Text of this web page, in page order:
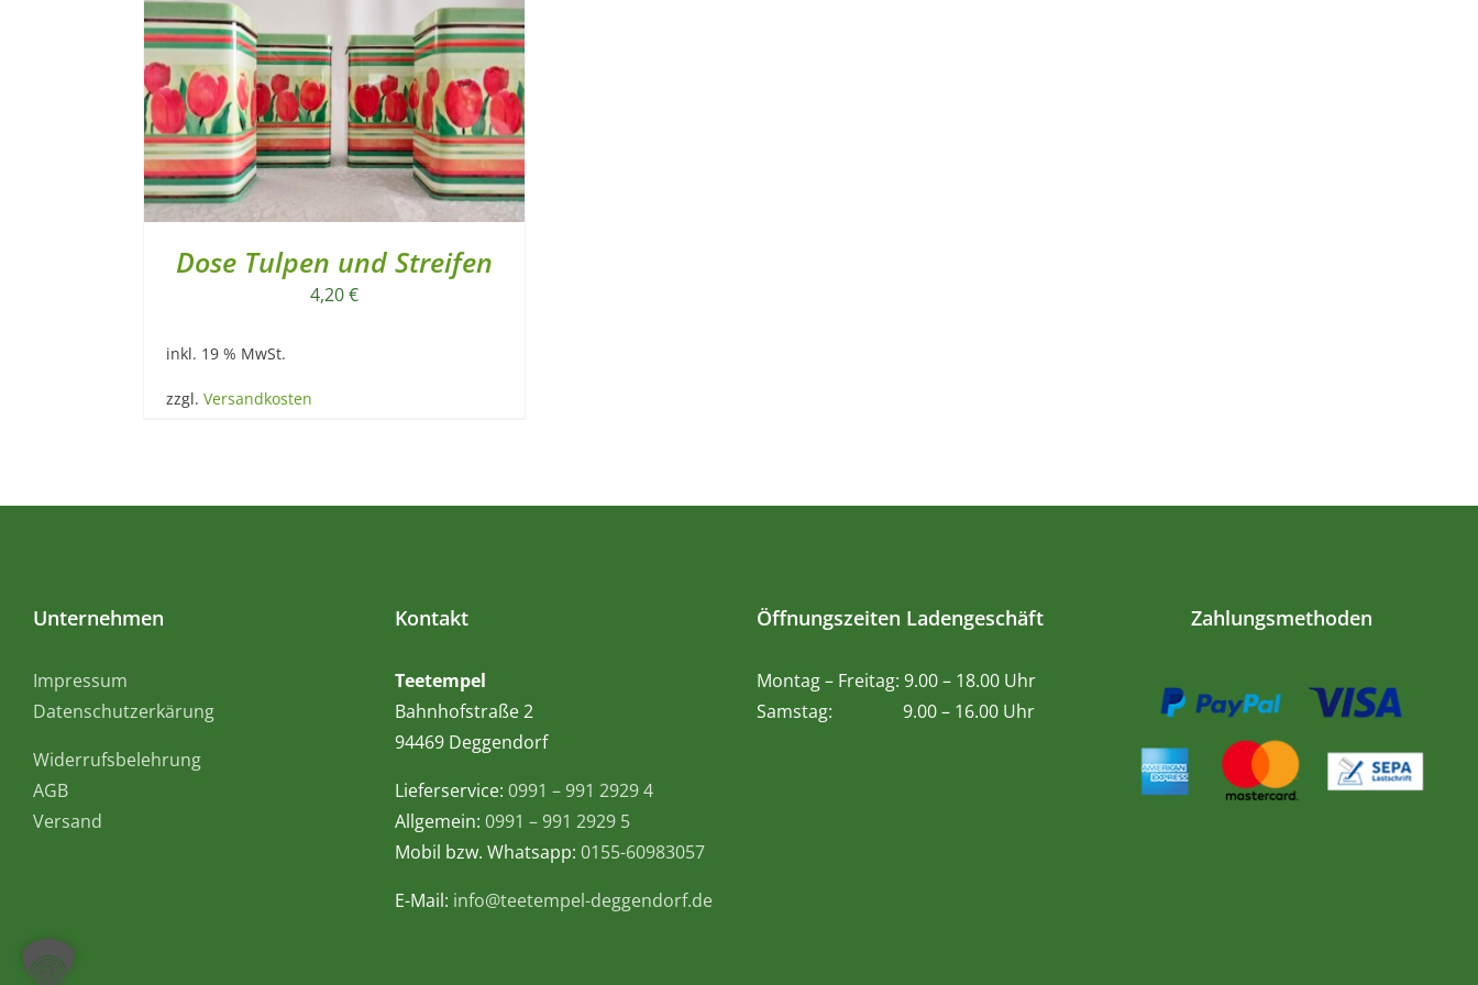
Dose Tulpen und Streifen
4,20€
inkl. 19 % MwSt.
zzgl. Versandkosten
Unternehmen
Impressum
Datenschutzerkärung
Widerrufsbelehrung
AGB
Versand
Kontakt
Teetempel
Bahnhofstraße 2
94469 Deggendorf
Lieferservice: 0991 – 991 2929 4
Allgemein: 0991 – 991 2929 5
Mobil bzw. Whatsapp: 0155-60983057
E-Mail: info@teetempel-deggendorf.de
Öffnungszeiten Ladengeschäft
Montag – Freitag: 9.00 – 18.00 Uhr
Samstag: 9.00 – 16.00 Uhr
Zahlungsmethoden